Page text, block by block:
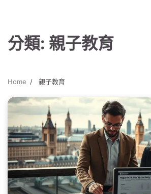
分類: 親子教育
Home 親子教育